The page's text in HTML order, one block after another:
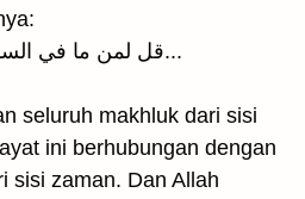
قل لمن ما في السماوات والأرض قل لله...
seluruh makhluk dari sisi
ini berhubungan dengan
sisi zaman. Dan Allah